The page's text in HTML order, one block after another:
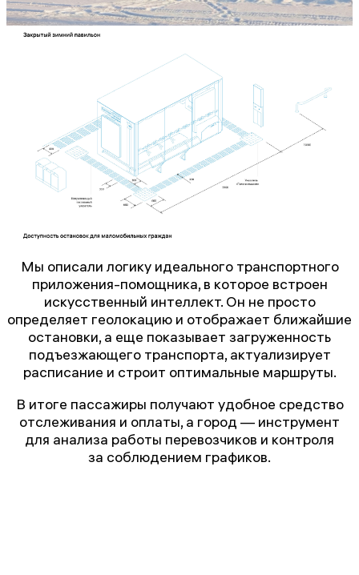
Мы описали логику идеального транспортного
приложения-помощника, в которое встроен
искусственный интеллект. Он не просто
определяет геолокацию и отображает ближайшие
остановки, а еще показывает загруженность
подъезжающего транспорта, актуализирует
расписание и строит оптимальные маршруты.
В итоге пассажиры получают удобное средство
отслеживания и оплаты, а город — инструмент
для анализа работы перевозчиков и контроля
за соблюдением графиков.